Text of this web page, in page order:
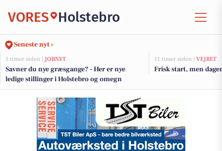
VORES Holstebro
Seneste nyt ›
5 timer siden | JOBNYT
Savner du nye græsgange? - Her er nye
ledige stillinger i Holstebro og omegn
11 timer siden | VEJRET
Frisk start, men